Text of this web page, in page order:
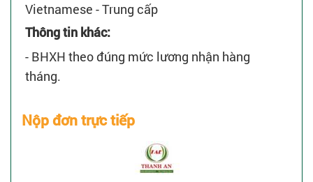
Vietnamese - Trung cấp
Thông tin khác:
- BHXH theo đúng mức lương nhận hàng
tháng.
Nộp đơn trực tiếp